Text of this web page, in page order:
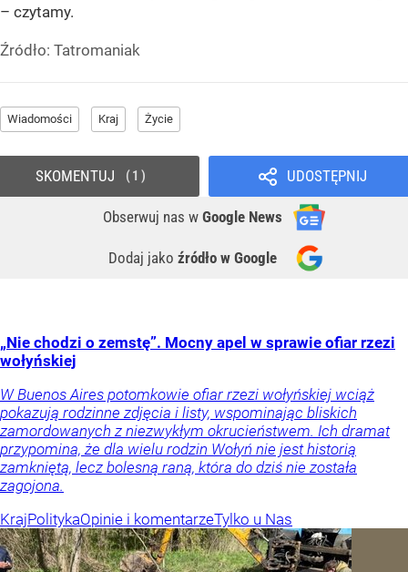
– czytamy.
Źródło: Tatromaniak
Wiadomości Kraj Życie
UDOSTĘPNIJ
Obserwuj nas w Google News
Dodaj jako źródło w Google
SKOMENTUJ 1
„Nie chodzi o zemstę”. Mocny apel w sprawie ofiar rzezi
wołyńskiej
W Buenos Aires potomkowie ofiar rzezi wołyńskiej wciąż
pokazują rodzinne zdjęcia i listy, wspominając bliskich
zamordowanych z niezwykłym okrucieństwem. Ich dramat
przypomina, że dla wielu rodzin Wołyń nie jest historią
zamkniętą, lecz bolesną raną, która do dziś nie została
zagojona.
KrajPolitykaOpinie i komentarzeTylko u Nas